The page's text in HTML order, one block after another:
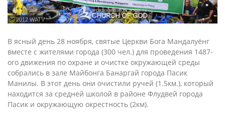
ⓒ 2012 WATV
В ясный день 28 ноября, святые Церкви Бога Мандалуёнг
вместе с жителями города (300 чел.) для проведения 1487-
ого движения по охране и очистке окружающей среды
собрались в зале Майбонга Банаргай города Пасик
Манилы. В этот день они очистили ручей (1.5км.), который
находится за средней школой в районе Флудвей города
Пасик и окружающую окрестность (2км).